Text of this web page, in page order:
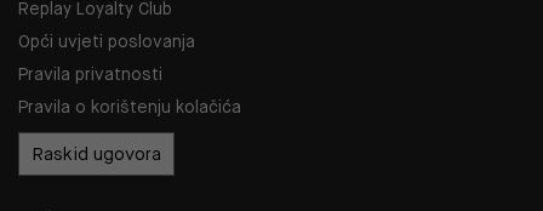
Replay Loyalty Club
Opći uvjeti poslovanja
Pravila privatnosti
Pravila o korištenju kolačića
Raskid ugovora